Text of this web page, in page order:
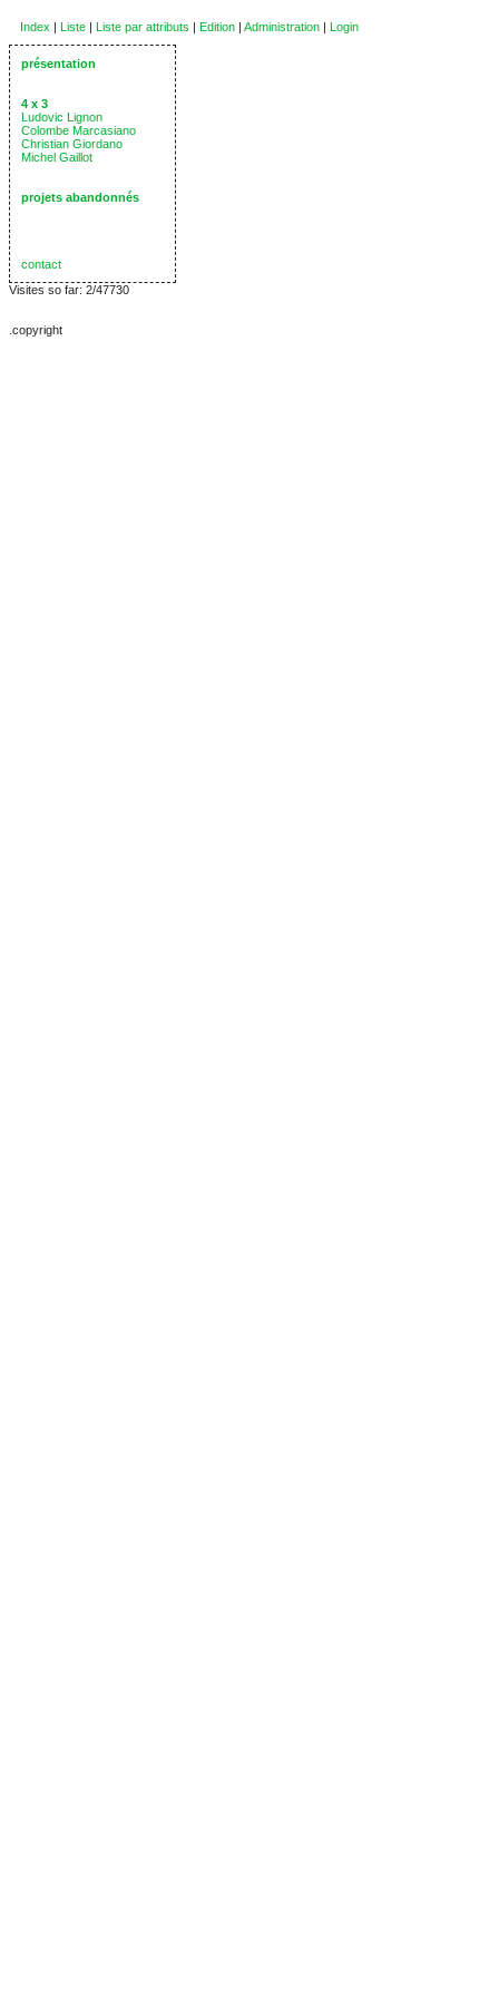
Index | Liste | Liste par attributs | Edition | Administration | Login
présentation
4 x 3
Ludovic Lignon
Colombe Marcasiano
Christian Giordano
Michel Gaillot
projets abandonnés
contact
Visites so far: 2/47730
.copyright